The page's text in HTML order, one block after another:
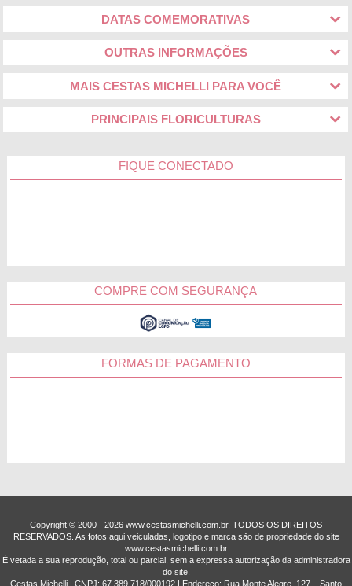
DATAS COMEMORATIVAS
OUTRAS INFORMAÇÕES
MAIS CESTAS MICHELLI PARA VOCÊ
PRINCIPAIS FLORICULTURAS
FIQUE CONECTADO
COMPRE COM SEGURANÇA
FORMAS DE PAGAMENTO
Copyright © 2000 - ­2026 www.cestasmichelli.com.br, TODOS OS DIREITOS
RESERVADOS. As fotos aqui veiculadas, logotipo e marca são de propriedade do site
www.cestasmichelli.com.br
É vetada a sua reprodução, total ou parcial, sem a expressa autorização da administradora
do site.
Cestas Michelli | CNPJ: 67.389.718/0001­92 | Endereço: Rua Monte Alegre, 127 – Santo